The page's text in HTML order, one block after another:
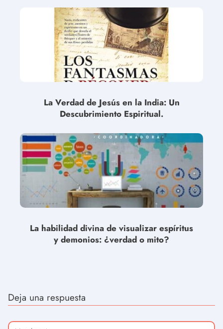
La Verdad de Jesús en la India: Un
Descubrimiento Espiritual.
La habilidad divina de visualizar espíritus
y demonios: ¿verdad o mito?
Deja una respuesta